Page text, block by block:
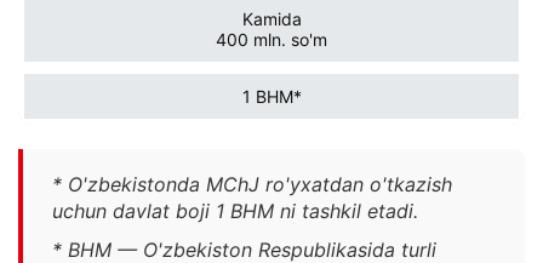
Kamida
400 mln. so'm
1 BHM*
* O'zbekistonda MChJ ro'yxatdan o'tkazish
uchun davlat boji 1 BHM ni tashkil etadi.
* BHM — O'zbekiston Respublikasida turli